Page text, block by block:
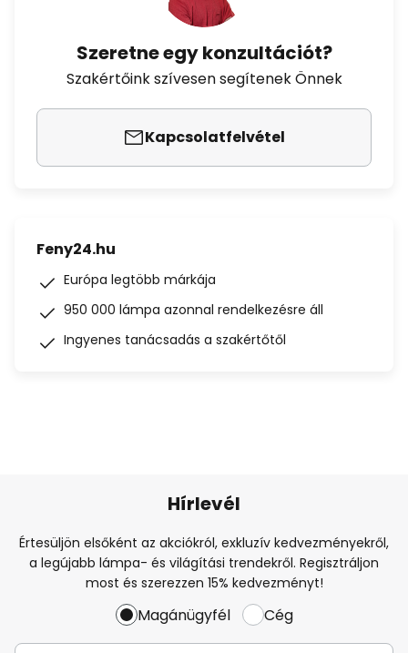
Szeretne egy konzultációt?
Szakértőink szívesen segítenek Önnek
Kapcsolatfelvétel
Feny24.hu
Európa legtöbb márkája
950 000 lámpa azonnal rendelkezésre áll
Ingyenes tanácsadás a szakértőtől
Hírlevél
Értesüljön elsőként az akciókról, exkluzív kedvezményekről,
a legújabb lámpa- és világítási trendekről. Regisztráljon
most és szerezzen 15% kedvezményt!
Magánügyfél Cég